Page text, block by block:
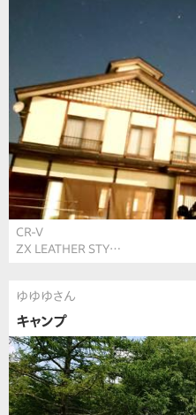
CR-V
ZX LEATHER STY…
ゆゆゆさん
キャンプ